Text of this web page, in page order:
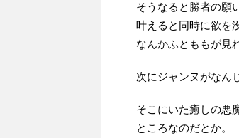
そうなると勝者の願
叶えると同時に欲を
なんかふとももが見
次にジャンヌがなん
そこにいた癒しの悪
ところなのだとか。